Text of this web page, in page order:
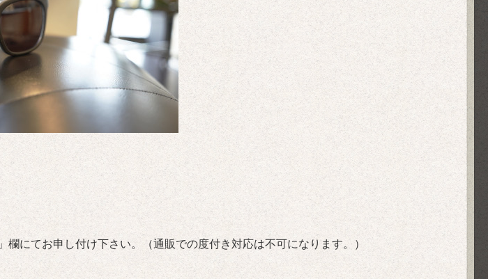
」欄にてお申し付け下さい。（通販での度付き対応は不可になります。）